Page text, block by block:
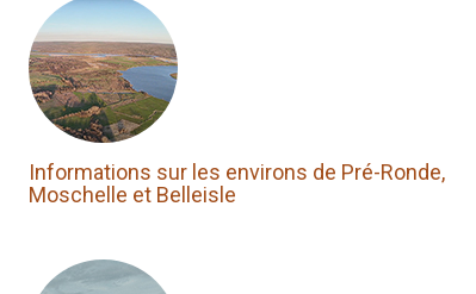
Informations sur les environs de Pré-Ronde,
Moschelle et Belleisle